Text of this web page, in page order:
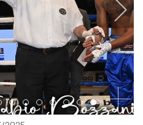
5
Item 6Item 7Item 8Item 9Item 10
Item 11Item 12Item 13